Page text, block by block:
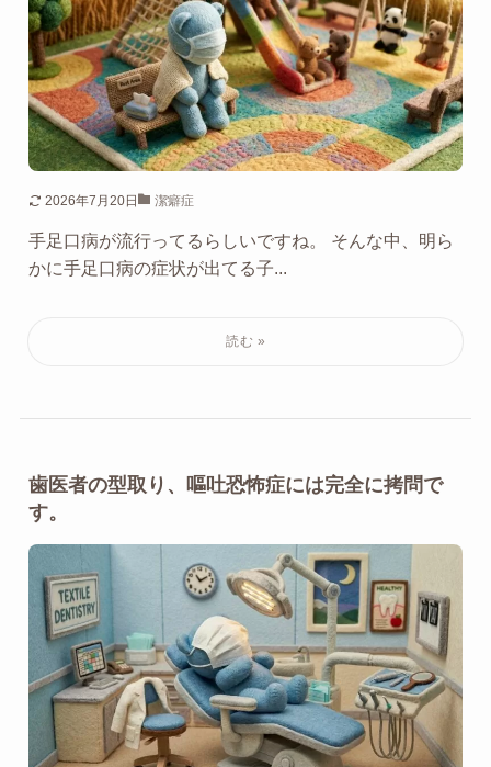
2026年7月20日 潔癖症
手足口病が流行ってるらしいですね。 そんな中、明ら
かに手足口病の症状が出てる子...
歯医者の型取り、嘔吐恐怖症には完全に拷問で
す。